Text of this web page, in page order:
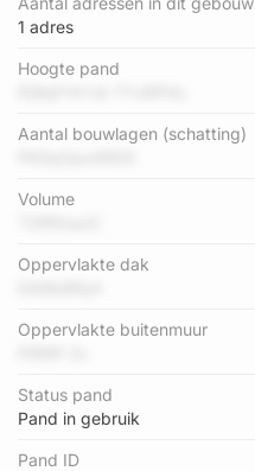
1 adres
Hoogte pand
Aantal bouwlagen (schatting)
Volume
Oppervlakte dak
Oppervlakte buitenmuur
Status pand
Pand in gebruik
Pand ID